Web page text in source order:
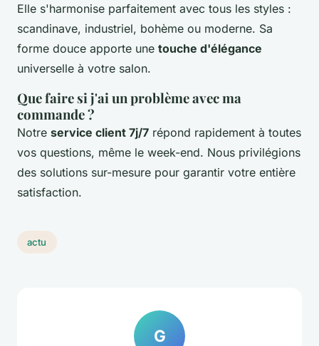
Elle s'harmonise parfaitement avec tous les styles :
scandinave, industriel, bohème ou moderne. Sa
forme douce apporte une touche d'élégance
universelle à votre salon.
Que faire si j'ai un problème avec ma
commande ?
Notre service client 7j/7 répond rapidement à toutes
vos questions, même le week-end. Nous privilégions
des solutions sur-mesure pour garantir votre entière
satisfaction.
actu
G